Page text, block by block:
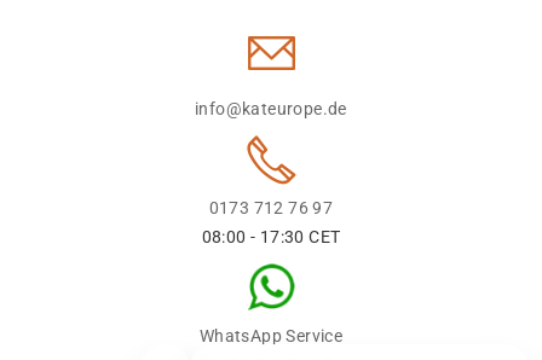
info@kateurope.de
0173 712 76 97
08:00 - 17:30 CET
WhatsApp Service